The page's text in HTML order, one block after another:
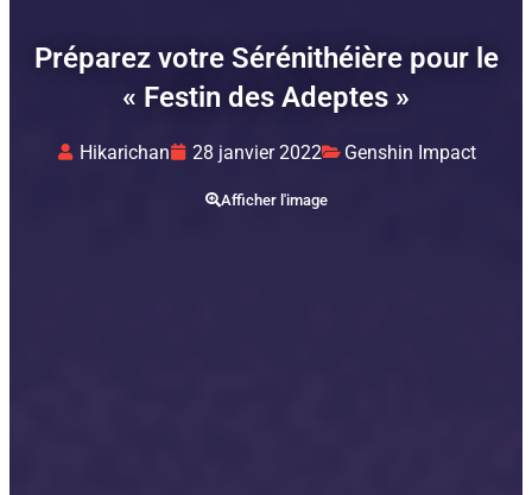
Préparez votre Sérénithéière pour le
« Festin des Adeptes »
Hikarichan 28 janvier 2022 Genshin Impact
Afficher l'image